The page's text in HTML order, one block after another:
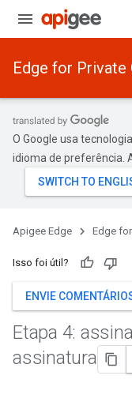
Edge for Private
O Google usa
idioma de preferência.
Apigee Edge Edge
Isso foi útil?
ENVIE
Etapa 4:
assinatura